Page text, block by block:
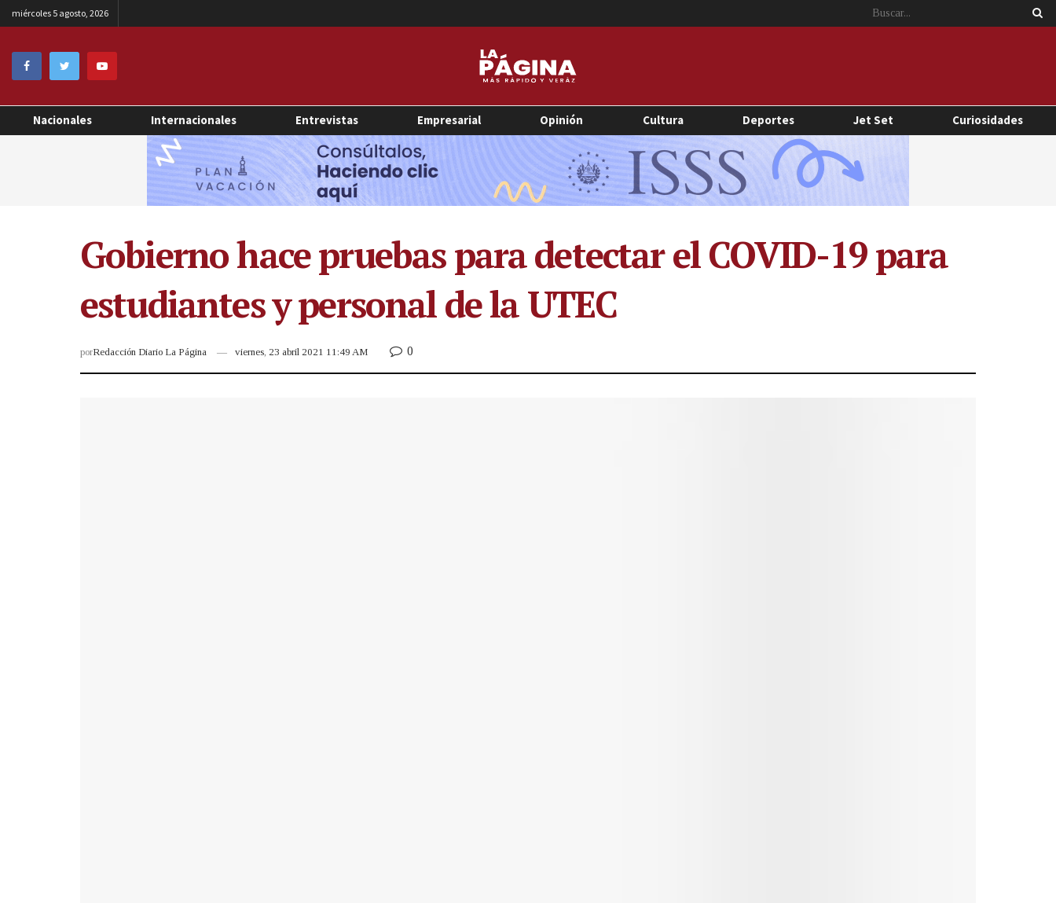
miércoles 5 agosto, 2026
Nacionales Internacionales Entrevistas Empresarial Opinión Cultura Deportes Jet Set Curiosidades
Gobierno hace pruebas para detectar el COVID-19 para
estudiantes y personal de la UTEC
porRedacción Diario La Página viernes, 23 abril 2021 11:49 AM 0